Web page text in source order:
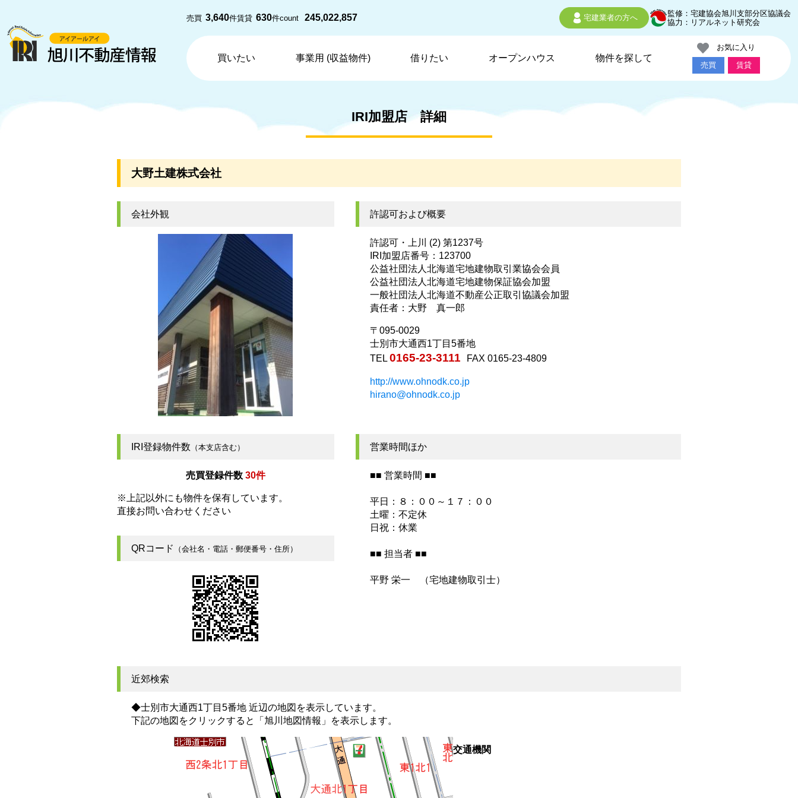
売買 3,640件賃貸 630件count 245,022,857 宅建業者の方へ
監修：宅建協会旭川支部分区協議会
協力：リアルネット研究会
買いたい 事業用 (収益物件) 借りたい オープンハウス 物件を探して
お気に入り
売買
賃貸
IRI加盟店 詳細
大野土建株式会社
会社外観 許認可および概要
許認可・上川 (2) 第1237号
IRI加盟店番号：123700
公益社団法人北海道宅地建物取引業協会会員
公益社団法人北海道宅地建物保証協会加盟
一般社団法人北海道不動産公正取引協議会加盟
責任者：大野 真一郎
〒095-0029
士別市大通西1丁目5番地
TEL 0165-23-3111 FAX 0165-23-4809
http://www.ohnodk.co.jp
hirano@ohnodk.co.jp
営業時間ほか
■■ 営業時間 ■■
平日：８：００～１７：００
土曜：不定休
日祝：休業
■■ 担当者 ■■
平野 栄一 （宅地建物取引士）
IRI登録物件数 （本支店含む）
売買登録件数 30件
※上記以外にも物件を保有しています。
直接お問い合わせください
QRコード （会社名・電話・郵便番号・住所）
近郊検索
◆士別市大通西1丁目5番地 近辺の地図を表示しています。
下記の地図をクリックすると
「旭川地図情報」 を表示します。
交通機関